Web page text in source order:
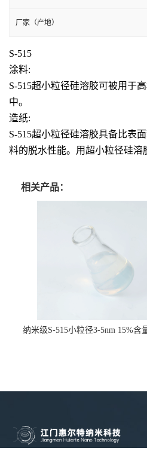
厂家（产地）
S-515
涂料:
S-515超小粒径硅溶胶可被用于
中。
造纸:
S-515超小粒径硅溶胶具备比表
料的脱水性能。用超小粒径硅溶
相关产品：
纳米级S-515小粒径3-5nm 15%含